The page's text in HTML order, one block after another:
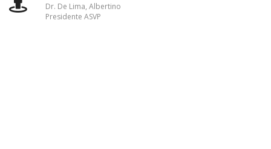
Dr. De Lima, Albertino
Presidente ASVP